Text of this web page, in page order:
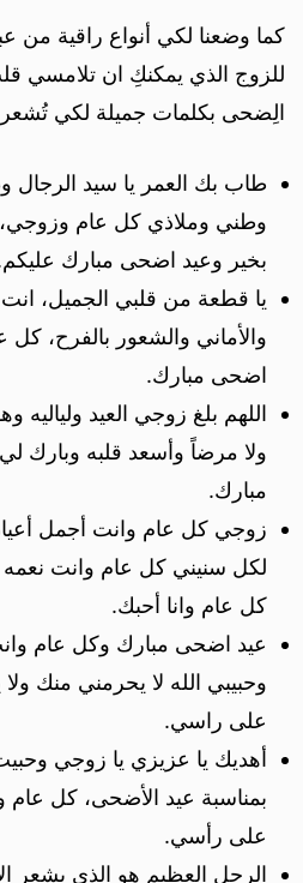
كما وضعنا لكي أنواع راقية من
للزوج الذي يمكنكِ ان تلامسي
الِضحى بكلمات جميلة لكي
طاب بك العمر يا سيد
وطني وملاذي كل عام
بخير وعيد اضحى مبارك
يا قطعة من قلبي الجميل،
والأماني والشعور بالفرح،
اضحى مبارك.
اللهم بلغ زوجي العيد ولياليه
ولا مرضاً وأسعد قلبه
مبارك.
زوجي كل عام وانت أجمل
لكل سنيني كل عام وانت نعمه
كل عام وانا أحبك.
عيد اضحى مبارك وكل عام
وحبيبي الله لا يحرمني منك
على راسي.
أهديك يا عزيزي يا زوجي
بمناسبة عيد الأضحى، كل عام
على رأسي.
الرجل العظيم هو الذى يشعر